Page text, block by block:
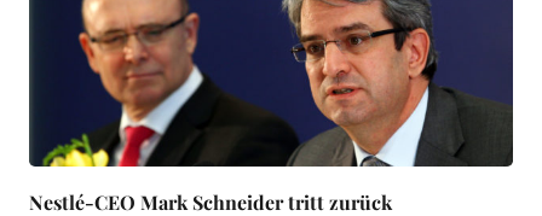
Nestlé-CEO Mark Schneider tritt zurück